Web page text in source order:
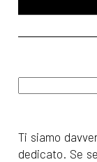
Ti siamo
dedicato. Se